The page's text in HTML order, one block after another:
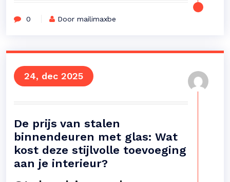
0 Door mailimaxbe
24, dec 2025
De prijs van stalen
binnendeuren met glas: Wat
kost deze stijlvolle toevoeging
aan je interieur?